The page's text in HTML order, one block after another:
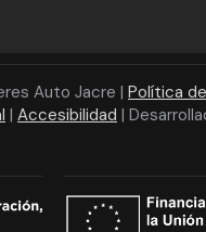
Auto Jacre | Política de
| Accesibilidad |